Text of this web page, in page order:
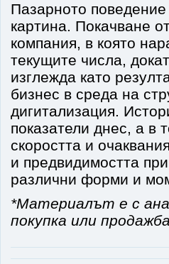
Пазарното
картина. Покачване
компания, в която
текущите числа,
изглежда като
бизнес в среда на
дигитализация.
показатели днес, а в
скоростта и
и предвидимостта
различни форми и
*Материалът е с
покупка или